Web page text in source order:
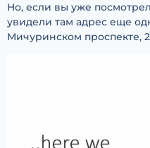
Но, если вы уже
увидели там адрес еще
Мичуринском проспекте,